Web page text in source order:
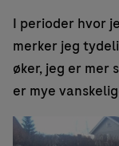
I perioder hvor
merker jeg
øker, jeg er mer
er mye